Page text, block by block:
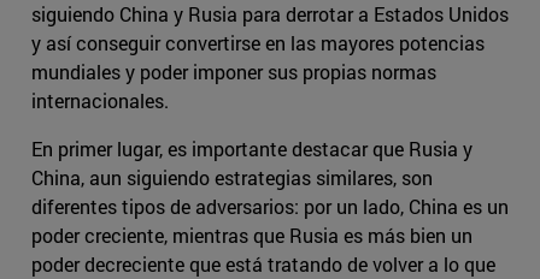
siguiendo China y Rusia para derrotar a Estados Unidos
y así conseguir convertirse en las mayores potencias
mundiales y poder imponer sus propias normas
internacionales.
En primer lugar, es importante destacar que Rusia y
China, aun siguiendo estrategias similares, son
diferentes tipos de adversarios: por un lado, China es un
poder creciente, mientras que Rusia es más bien un
poder decreciente que está tratando de volver a lo que